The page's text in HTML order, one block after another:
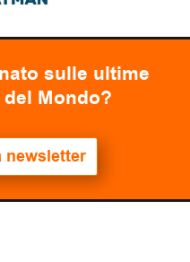
sulle ultime
Mondo?
newsletter